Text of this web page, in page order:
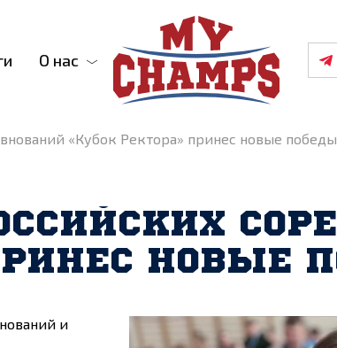
О нас
«Кубок Ректора» принес новые
НОВЫЕ
и